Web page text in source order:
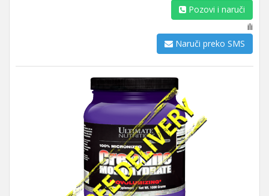
Pozovi i naruči
ili
Naruči preko SMS